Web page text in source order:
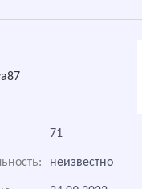
71
неизвестно